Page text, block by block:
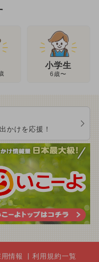
小学生
6歳〜
かけを応援！
情報 利用規約一覧